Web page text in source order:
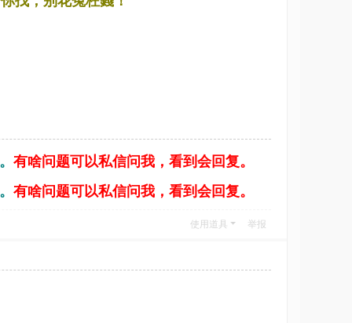
有啥问题可以私信问我，看到会回复。
有啥问题可以私信问我，看到会回复。
使用道具 举报